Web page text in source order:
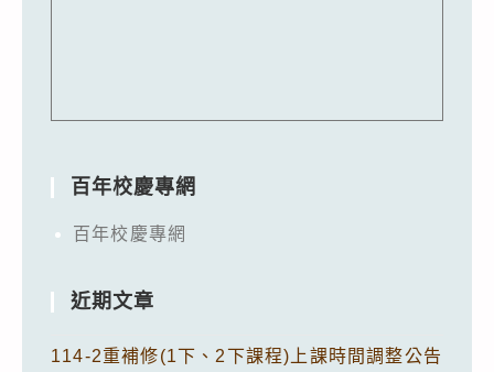
百年校慶專網
百年校慶專網
近期文章
114-2重補修(1下、2下課程)上課時間調整公告